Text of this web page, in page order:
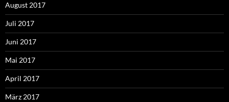
August 2017
Juli 2017
Juni 2017
Mai 2017
April 2017
März 2017